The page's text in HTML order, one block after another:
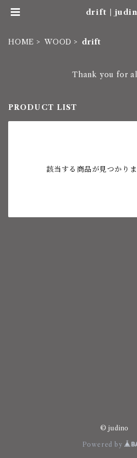
drift |
HOME WOOD drift
Thank you for
PRODUCT LIST
該当する商品が見つかりま
© judino
Powered by